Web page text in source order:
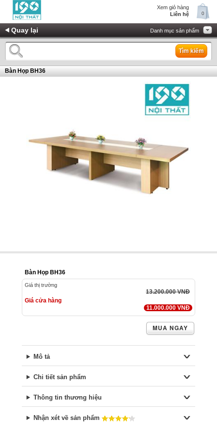
Xem giỏ hàng
Liên hệ
0
Quay lại Danh mục sản phẩm
Tìm kiếm
Bàn Họp BH36
Bàn Họp BH36
Giá thị trường
13.200.000 VNĐ
Giá cửa hàng
11.000.000 VNĐ
MUA NGAY
Mô tả
Chi tiết sản phẩm
Thông tin thương hiệu
Nhận xét về sản phẩm